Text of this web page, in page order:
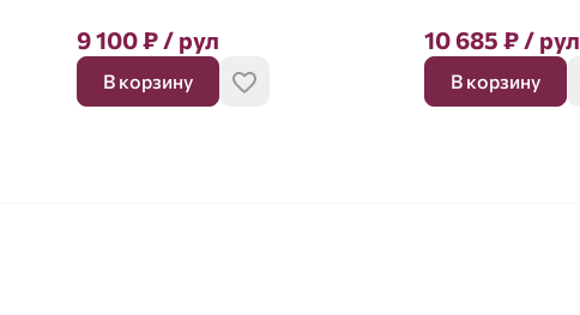
9 100₽/ рул
В корзину
10 685 ₽/ рул
В корзину